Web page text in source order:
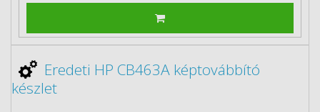
Eredeti HP CB463A képtovábbító
készlet